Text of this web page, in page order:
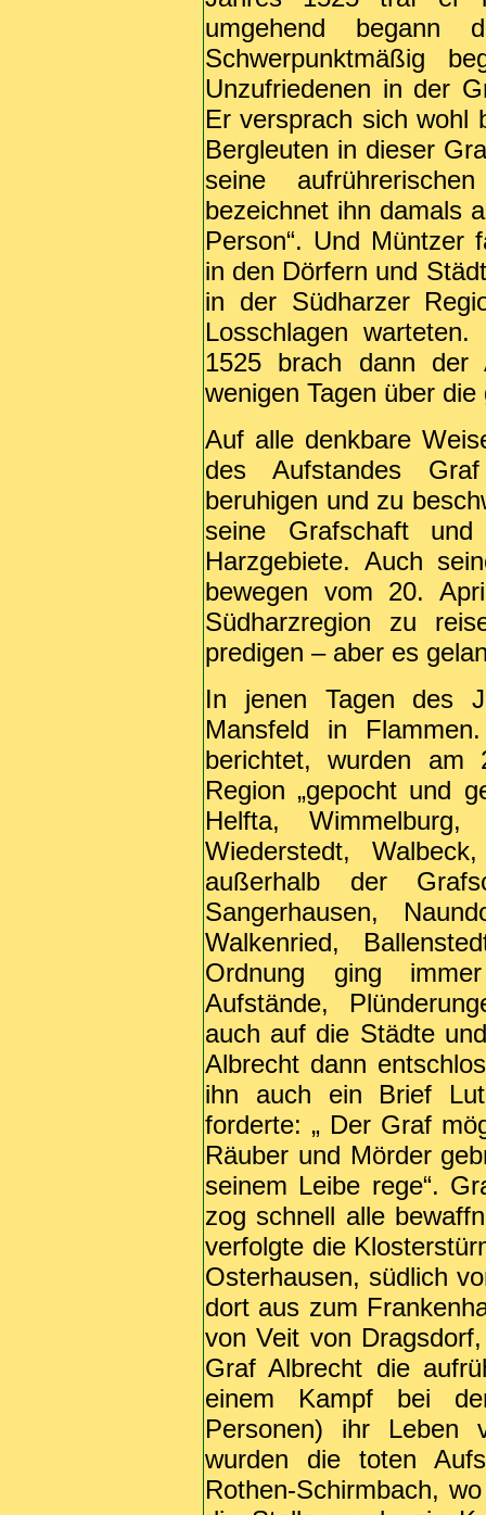
umgehend begann
Schwerpunktmäßig
Unzufriedenen in der
Er versprach sich wohl
Bergleuten in dieser
seine
bezeichnet ihn damals
Person“. Und Müntzer
in den Dörfern und
in der Südharzer
Losschlagen
1525 brach dann
wenigen Tagen über
Auf alle denkbare
des Aufstandes
beruhigen und zu
seine Grafschaft
Harzgebiete. Auch
bewegen vom 20.
Südharzregion zu
predigen – aber es
In jenen Tagen des
Mansfeld in
berichtet, wurden
Region „gepocht und
Helfta,
Wiederstedt,
außerhalb der
Sangerhausen,
Walkenried,
Ordnung ging
Aufstände,
auch auf die Städte
Albrecht dann
ihn auch ein Brief
forderte: „ Der Graf
Räuber und Mörder
seinem Leibe rege“.
zog schnell alle
verfolgte die
Osterhausen, südlich
dort aus zum
von Veit von
Graf Albrecht die
einem Kampf bei
Personen) ihr Leben
wurden die toten
Rothen-Schirmbach,